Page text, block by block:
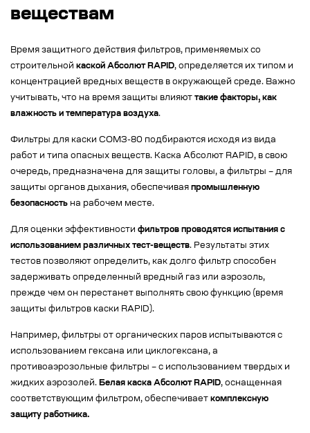
веществам
Время защитного действия фильтров, применяемых со
строительной каской Абсолют RAPID, определяется их типом и
концентрацией вредных веществ в окружающей среде. Важно
учитывать, что на время защиты влияют такие факторы, как
влажность и температура воздуха.
Фильтры для каски СОМЗ-80 подбираются исходя из вида
работ и типа опасных веществ. Каска Абсолют RAPID, в свою
очередь, предназначена для защиты головы, а фильтры – для
защиты органов дыхания, обеспечивая промышленную
безопасность на рабочем месте.
Для оценки эффективности фильтров проводятся испытания с
использованием различных тест-веществ. Результаты этих
тестов позволяют определить, как долго фильтр способен
задерживать определенный вредный газ или аэрозоль,
прежде чем он перестанет выполнять свою функцию (время
защиты фильтров каски RAPID).
Например, фильтры от органических паров испытываются с
использованием гексана или циклогексана, а
противоаэрозольные фильтры – с использованием твердых и
жидких аэрозолей. Белая каска Абсолют RAPID, оснащенная
соответствующим фильтром, обеспечивает комплексную
защиту работника.